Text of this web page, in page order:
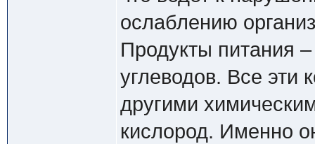
ослаблению
Продукты питания
углеводов. Все эти
другими
кислород. Именно